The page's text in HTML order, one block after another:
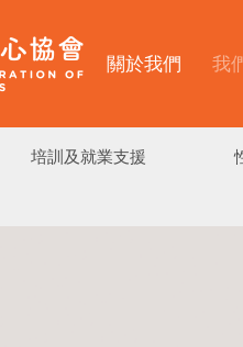
關於我們 我
培訓及就業支援